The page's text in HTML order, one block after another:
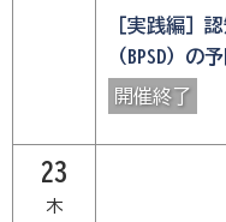
［実践編］
（BPSD）の
開催終了
23
木